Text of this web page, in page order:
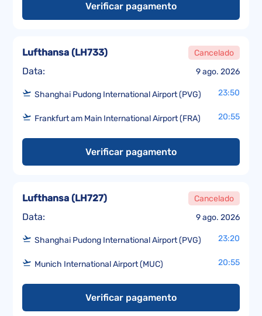
Verificar pagamento
Data: 9 ago. 2026
Lufthansa (LH733) Cancelado
Shanghai Pudong International Airport (PVG) 23:50
Frankfurt am Main International Airport (FRA) 20:55
Verificar pagamento
Data: 9 ago. 2026
Lufthansa (LH727) Cancelado
Shanghai Pudong International Airport (PVG) 23:20
Munich International Airport (MUC) 20:55
Verificar pagamento